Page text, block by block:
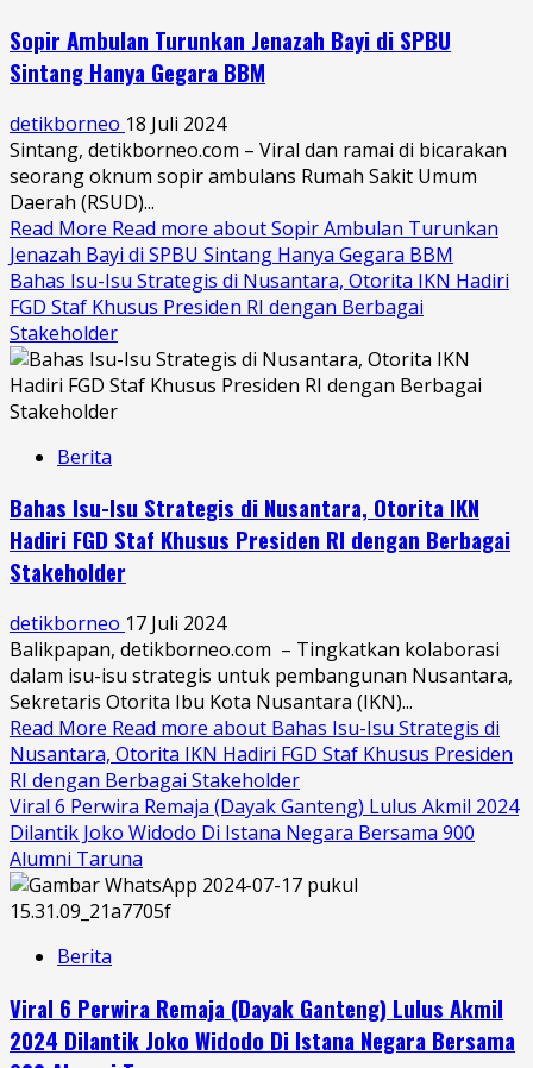
Sopir Ambulan Turunkan Jenazah Bayi di SPBU
Sintang Hanya Gegara BBM
detikborneo 18 Juli 2024
Sintang, detikborneo.com – Viral dan ramai di bicarakan
seorang oknum sopir ambulans Rumah Sakit Umum
Daerah (RSUD)...
Read More Read more about Sopir Ambulan Turunkan
Jenazah Bayi di SPBU Sintang Hanya Gegara BBM
Bahas Isu-Isu Strategis di Nusantara, Otorita IKN Hadiri
FGD Staf Khusus Presiden RI dengan Berbagai
Stakeholder
Berita
Bahas Isu-Isu Strategis di Nusantara, Otorita IKN
Hadiri FGD Staf Khusus Presiden RI dengan Berbagai
Stakeholder
detikborneo 17 Juli 2024
Balikpapan, detikborneo.com – Tingkatkan kolaborasi
dalam isu-isu strategis untuk pembangunan Nusantara,
Sekretaris Otorita Ibu Kota Nusantara (IKN)...
Read More Read more about Bahas Isu-Isu Strategis di
Nusantara, Otorita IKN Hadiri FGD Staf Khusus Presiden
RI dengan Berbagai Stakeholder
Viral 6 Perwira Remaja (Dayak Ganteng) Lulus Akmil 2024
Dilantik Joko Widodo Di Istana Negara Bersama 900
Alumni Taruna
Berita
Viral 6 Perwira Remaja (Dayak Ganteng) Lulus Akmil
2024 Dilantik Joko Widodo Di Istana Negara Bersama